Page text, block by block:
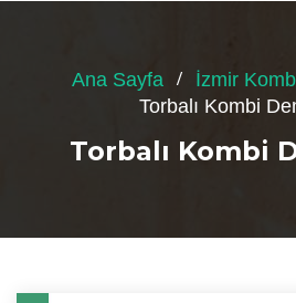
Ana Sayfa
İzmir
Torbalı Kombi
Torbalı Kombi